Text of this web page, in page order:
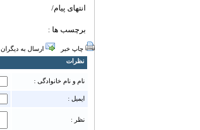
انتهای پیام/
برچسب ها :
نظرات
نام و نام خانوادگی :
ایمیل :
نظر :